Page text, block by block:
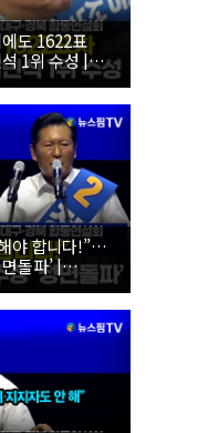
도 1622표
1위 수성 |
·최고위원 후
야 합니다!”…
돌파’ |
·최고위원 후